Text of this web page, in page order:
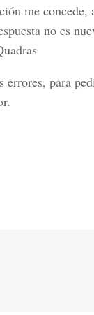
me concede,
no es
para